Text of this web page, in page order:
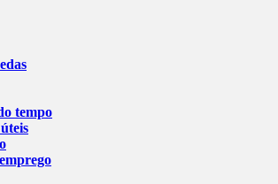
tempo